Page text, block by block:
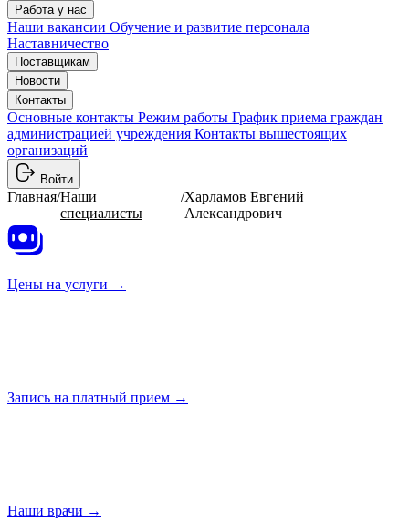
Работа у нас
Наши вакансии Обучение и развитие персонала
Наставничество
Поставщикам
Новости
Контакты
Основные контакты Режим работы График приема граждан
администрацией учреждения Контакты вышестоящих
организаций
Войти
Главная/Наши
специалисты
/Харламов Евгений
Александрович
Цены на услуги →
Запись на платный прием →
Наши врачи →